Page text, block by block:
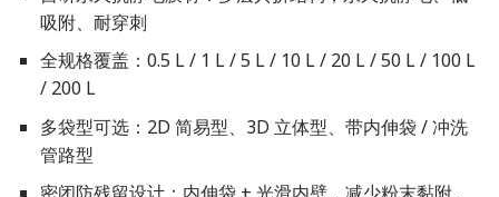
吸附、耐穿刺
全规格覆盖：0.5 L / 1 L / 5 L / 10 L / 20 L / 50 L / 100 L
/ 200 L
多袋型可选：2D 简易型、3D 立体型、带内伸袋 / 冲洗
管路型